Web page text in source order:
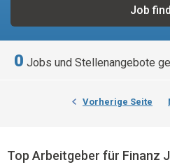
0 Jobs und Stellenangebote
Vorherige Seite
Top Arbeitgeber für Finanz